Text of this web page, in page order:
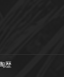
歴